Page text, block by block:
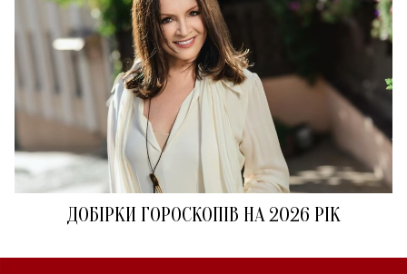
ДОБІРКИ ГОРОСКОПІВ НА 2026 РІК